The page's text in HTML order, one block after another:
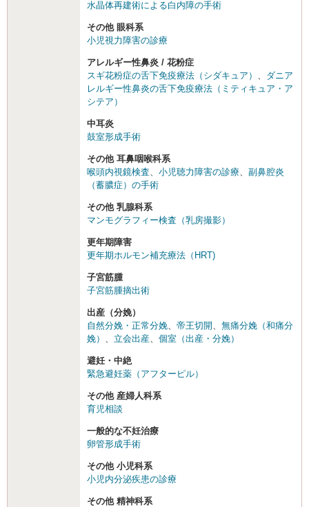
水晶体再建術による白内障の手術
その他 眼科系
小児視力障害の診療
アレルギー性鼻炎 / 花粉症
スギ花粉症の舌下免疫療法（シダキュア）
ダニア
レルギー性鼻炎の舌下免疫療法（ミティキュア・ア
シテア）
中耳炎
鼓室形成手術
その他 耳鼻咽喉科系
喉頭内視鏡検査
小児聴力障害の診療
副鼻腔炎
（蓄膿症）の手術
その他 乳腺科系
マンモグラフィー検査（乳房撮影）
更年期障害
更年期ホルモン補充療法（HRT)
子宮筋腫
子宮筋腫摘出術
出産（分娩）
自然分娩・正常分娩
帝王切開
無痛分娩（和痛分
娩）
立会出産 個室（出産・分娩）
避妊・中絶
緊急避妊薬（アフターピル）
その他 産婦人科系
育児相談
一般的な不妊治療
卵管形成手術
その他 小児科系
小児内分泌疾患の診療
その他 精神科系